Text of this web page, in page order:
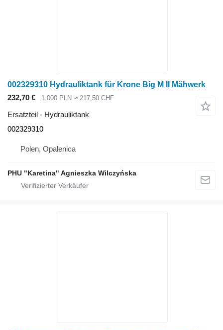
002329310 Hydrauliktank für Krone Big M II Mähwerk
232,70 €
1.000 PLN ≈ 217,50 CHF
Ersatzteil - Hydrauliktank
002329310
Polen, Opalenica
PHU "Karetina" Agnieszka Wilczyńska